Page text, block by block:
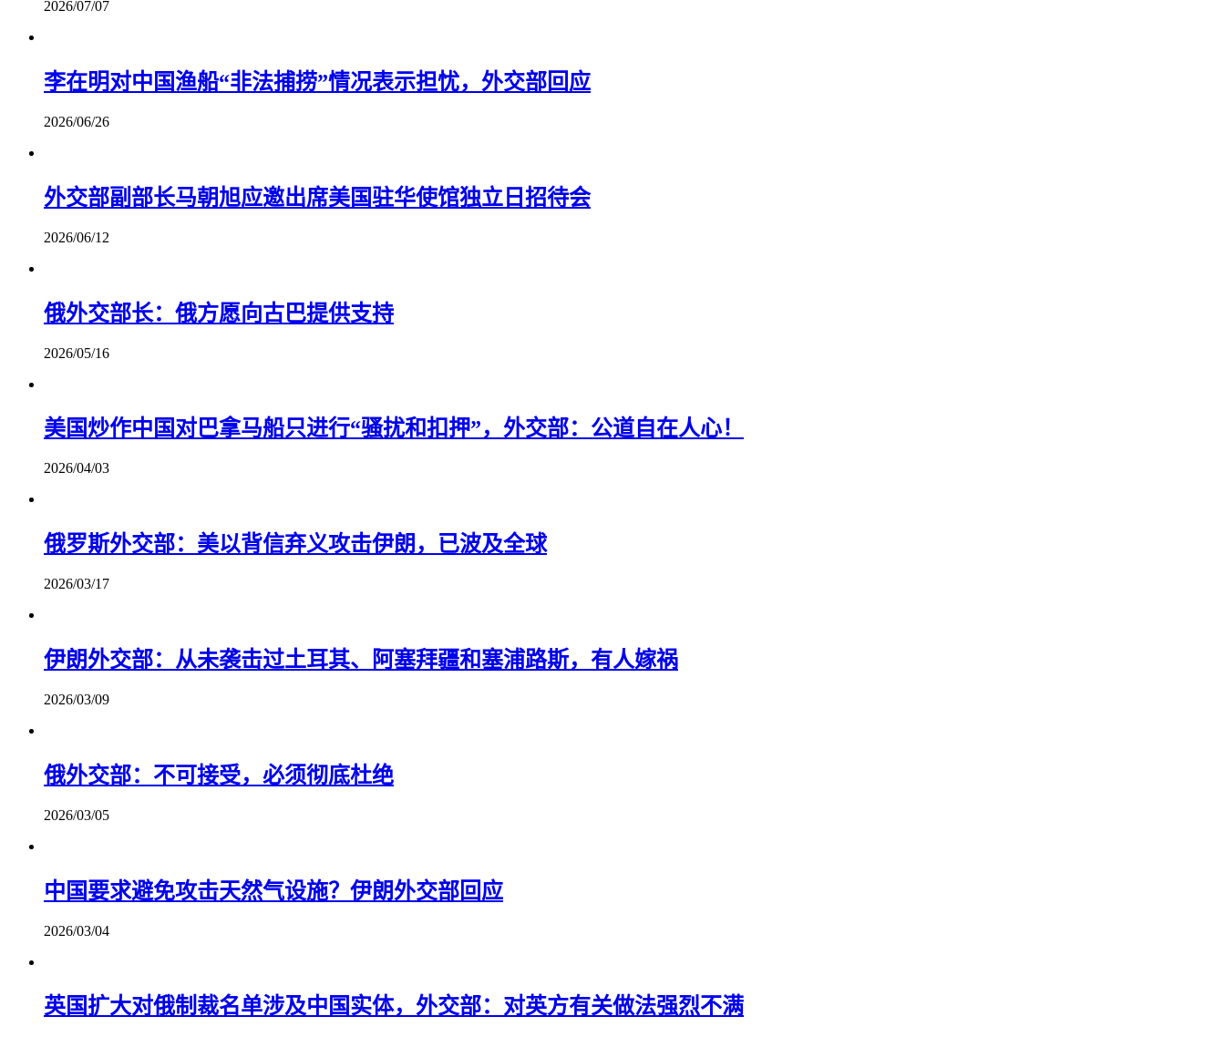
2026/07/07
李在明对中国渔船“非法捕捞”情况表示担忧，外交部回应
2026/06/26
外交部副部长马朝旭应邀出席美国驻华使馆独立日招待会
2026/06/12
俄外交部长：俄方愿向古巴提供支持
2026/05/16
美国炒作中国对巴拿马船只进行“骚扰和扣押”，外交部：公道自在人心！
2026/04/03
俄罗斯外交部：美以背信弃义攻击伊朗，已波及全球
2026/03/17
伊朗外交部：从未袭击过土耳其、阿塞拜疆和塞浦路斯，有人嫁祸
2026/03/09
俄外交部：不可接受，必须彻底杜绝
2026/03/05
中国要求避免攻击天然气设施？伊朗外交部回应
2026/03/04
英国扩大对俄制裁名单涉及中国实体，外交部：对英方有关做法强烈不满